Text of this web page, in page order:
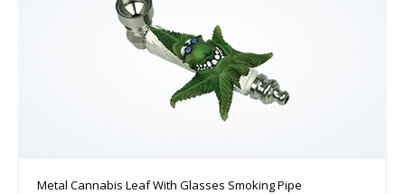
Metal Cannabis Leaf With Glasses Smoking Pipe